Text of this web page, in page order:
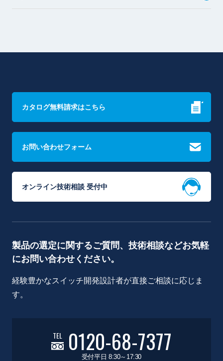
カタログ無料請求はこちら
お問い合わせフォーム
オンライン技術相談 受付中
製品の選定に関するご質問、技術相談などお気軽
にお問い合わせください。
経験豊かなスイッチ開発設計者が直接ご相談に応じま
す。
TEL 0120-68-7377
受付平日 8:30～17:30